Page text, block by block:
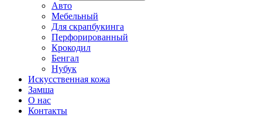
Авто
Мебельный
Для скрапбукинга
Перфорированный
Крокодил
Бенгал
Нубук
Искусственная кожа
Замша
О нас
Контакты